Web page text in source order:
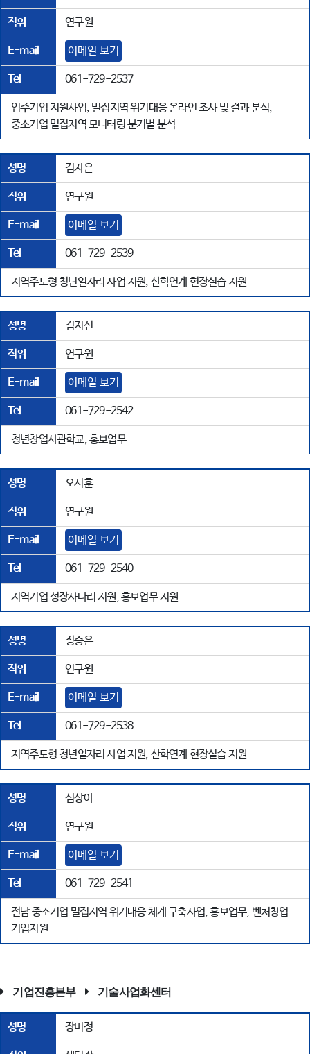
직위 연구원
E-mail 이메일 보기
Tel 061-729-2537
입주기업 지원사업, 밀집지역 위기대응 온라인 조사 및 결과 분석,
중소기업 밀집지역 모니터링 분기별 분석
성명 김자은
직위 연구원
E-mail 이메일 보기
Tel 061-729-2539
지역주도형 청년일자리 사업 지원, 산학연계 현장실습 지원
성명 김지선
직위 연구원
E-mail 이메일 보기
Tel 061-729-2542
청년창업사관학교, 홍보업무
성명 오시훈
직위 연구원
E-mail 이메일 보기
Tel 061-729-2540
지역기업 성장사다리 지원, 홍보업무 지원
성명 정승은
직위 연구원
E-mail 이메일 보기
Tel 061-729-2538
지역주도형 청년일자리 사업 지원, 산학연계 현장실습 지원
성명 심상아
직위 연구원
E-mail 이메일 보기
Tel 061-729-2541
전남 중소기업 밀집지역 위기대응 체계 구축사업, 홍보업무, 벤처창업
기업지원
기업진흥본부 기술사업화센터
성명 장미정